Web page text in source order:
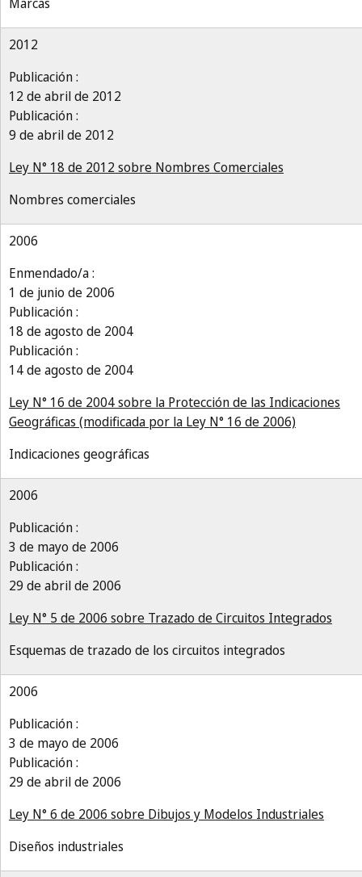
2012
Publicación :
12 de abril de 2012
Publicación :
9 de abril de 2012
Ley N° 18 de 2012 sobre Nombres Comerciales
Nombres comerciales
2006
Enmendado/a :
1 de junio de 2006
Publicación :
18 de agosto de 2004
Publicación :
14 de agosto de 2004
Ley N° 16 de 2004 sobre la Protección de las Indicaciones
Geográficas (modificada por la Ley N° 16 de 2006)
Indicaciones geográficas
2006
Publicación :
3 de mayo de 2006
Publicación :
29 de abril de 2006
Ley N° 5 de 2006 sobre Trazado de Circuitos Integrados
Esquemas de trazado de los circuitos integrados
2006
Publicación :
3 de mayo de 2006
Publicación :
29 de abril de 2006
Ley N° 6 de 2006 sobre Dibujos y Modelos Industriales
Diseños industriales